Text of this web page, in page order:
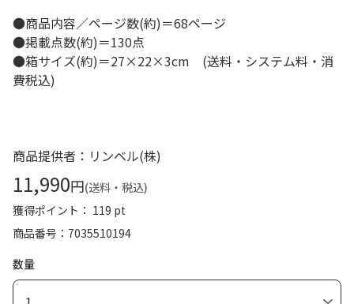
●商品内容／ページ数(約)＝68ページ
●掲載点数(約)＝130点
●箱サイズ(約)＝27×22×3cm (送料・システム料・消
費税込)
商品提供者：リンベル(株)
11,990円(送料・税込)
獲得ポイント： 119 pt
商品番号
7035510194
数量